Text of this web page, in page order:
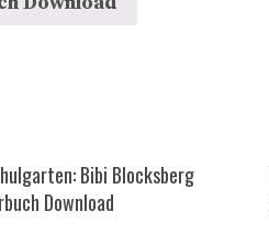
Bibi Blocksberg
Download